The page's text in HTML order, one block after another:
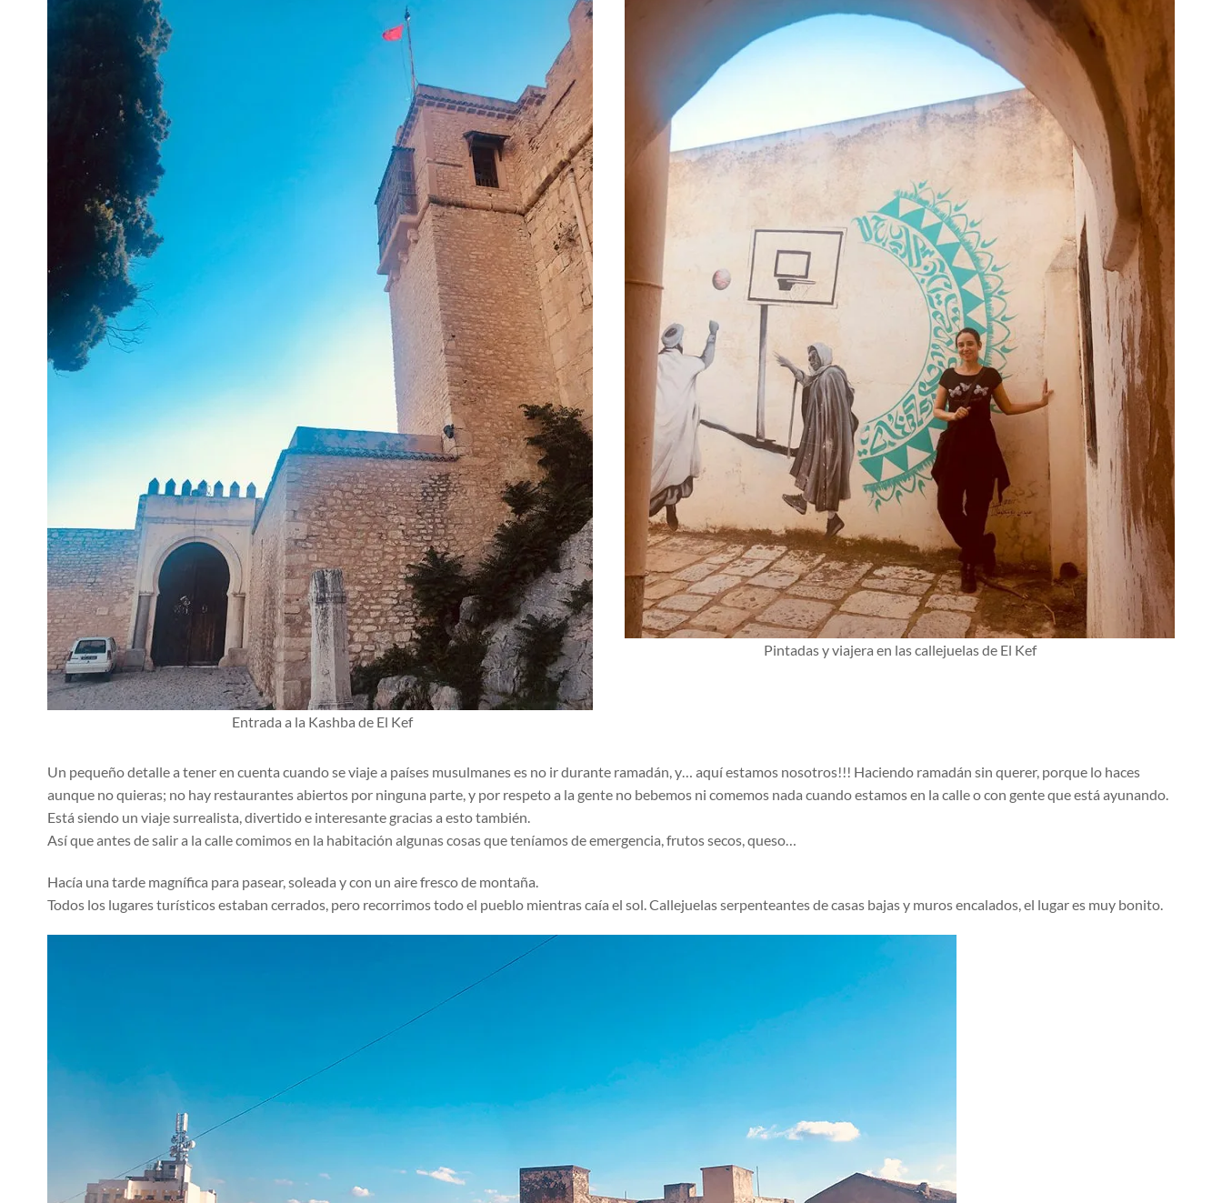
Entrada a la Kashba de El Kef
Pintadas y viajera en las callejuelas de El Kef
Un pequeño detalle a tener en cuenta cuando se viaje a países musulmanes es no ir durante ramadán, y… aquí estamos nosotros!!! Haciendo ramadán sin querer, porque lo haces
aunque no quieras; no hay restaurantes abiertos por ninguna parte, y por respeto a la gente no bebemos ni comemos nada cuando estamos en la calle o con gente que está ayunando.
Está siendo un viaje surrealista, divertido e interesante gracias a esto también.
Así que antes de salir a la calle comimos en la habitación algunas cosas que teníamos de emergencia, frutos secos, queso…
Hacía una tarde magnífica para pasear, soleada y con un aire fresco de montaña.
Todos los lugares turísticos estaban cerrados, pero recorrimos todo el pueblo mientras caía el sol. Callejuelas serpenteantes de casas bajas y muros encalados, el lugar es muy bonito.